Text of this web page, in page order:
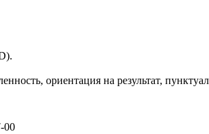
ориентация на результат,
00